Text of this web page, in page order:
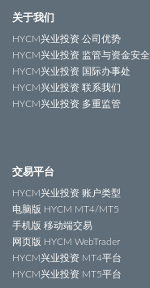
关于我们
HYCM兴业投资 公司优势
HYCM兴业投资 监管与资金安全
HYCM兴业投资 国际办事处
HYCM兴业投资 联系我们
HYCM兴业投资 多重监管
交易平台
HYCM兴业投资 账户类型
电脑版 HYCM MT4/MT5
手机版 移动端交易
网页版 HYCM WebTrader
HYCM兴业投资 MT4平台
HYCM兴业投资 MT5平台